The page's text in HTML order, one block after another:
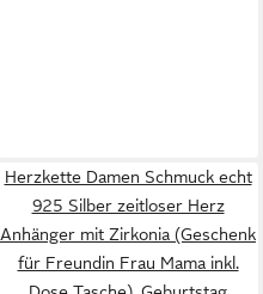
Herzkette Damen Schmuck echt
925 Silber zeitloser Herz
Anhänger mit Zirkonia (Geschenk
für Freundin Frau Mama inkl.